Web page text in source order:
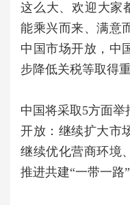
这么大、欢迎大家
能乘兴而来、满意
中国市场开放，中
步降低关税等取得
中国将采取5方面
开放： 继续扩大市
继续优化营商环境
推进共建“一带一路”